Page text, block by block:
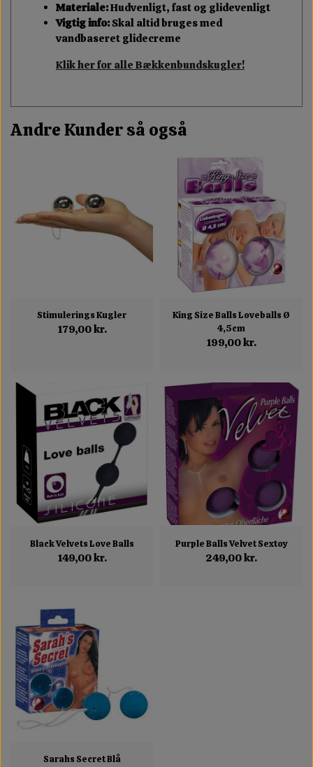
Materiale:Hudvenligt, fast og glidevenligt
Vigtig info:Skal altid bruges med
vandbaseret glidecreme
Klik her for alle Bækkenbundskugler!
Andre Kunder så også
Stimulerings Kugler
179,00 kr.
King Size Balls Loveballs Ø
4,5cm
199,00 kr.
Black Velvets Love Balls
149,00 kr.
Purple Balls Velvet Sextoy
249,00 kr.
Sarahs Secret Blå